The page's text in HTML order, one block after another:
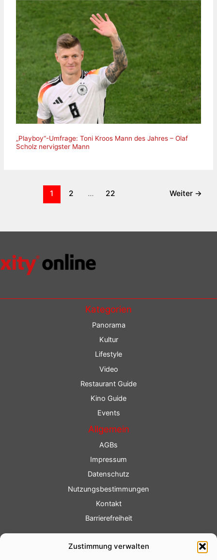
Zustimmung verwalten
„Playboy“-Umfrage: Toni Kroos Mann des Jahres – Olaf
Scholz nervigster Mann
1 2 … 22 Weiter →
Kategorien
Panorama
Kultur
Lifestyle
Video
Restaurant Guide
Kino Guide
Events
Allgemein
AGBs
Impressum
Datenschutz
Nutzungsbestimmungen
Kontakt
Barrierefreiheit
Fotoservice